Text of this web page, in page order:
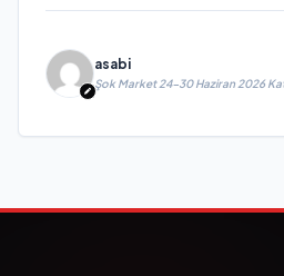
asabi
Şok Market 24-30 Haziran 2026